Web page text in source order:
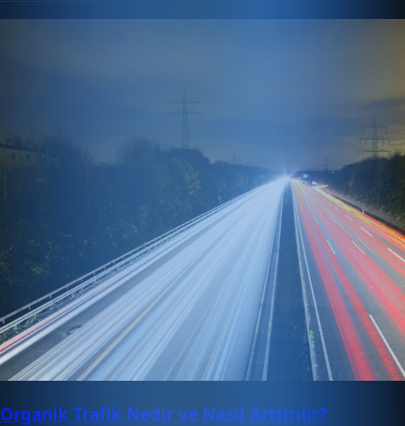
Organik Trafik Nedir ve Nasıl Arttırılır?